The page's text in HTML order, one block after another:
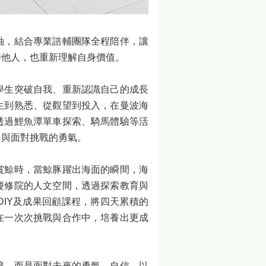
結合專業諮輔團隊全程陪伴，讓
人，也重新理解自身價值。
突破自我、重新認識自己的成長
熟悉、從觀望到投入，在曼波海
鯉魚潭單車探索、騎馬體驗等活
面對挑戰的勇氣。
時，當鯨豚躍出海面的瞬間，海
院的人文空間，透過探索教育與
及成果回顧課程，將四天累積的
次次挑戰與合作中，培養出更成